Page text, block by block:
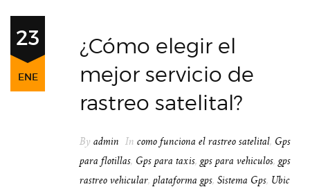
23
ENE
¿Cómo elegir el
mejor servicio de
rastreo satelital?
By admin In como funciona el rastreo satelital, Gps
para flotillas, Gps para taxis, gps para vehiculos, gps
rastreo vehicular, plataforma gps, Sistema Gps, Ubic